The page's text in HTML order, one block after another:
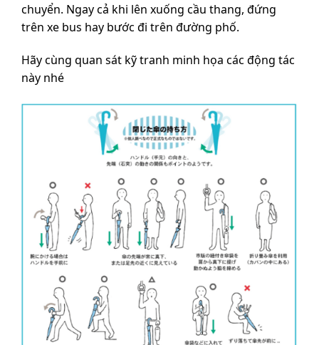
chuyển. Ngay cả khi lên xuống cầu thang, đứng
trên xe bus hay bước đi trên đường phố.
Hãy cùng quan sát kỹ tranh minh họa các động tác
này nhé